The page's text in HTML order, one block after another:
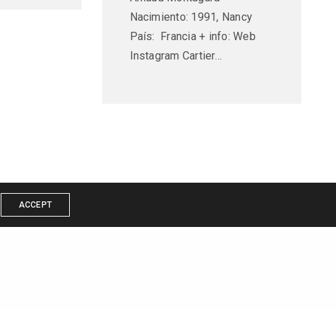
Nacimiento: 1991, Nancy
País: Francia + info: Web
Instagram Cartier…
ACCEPT